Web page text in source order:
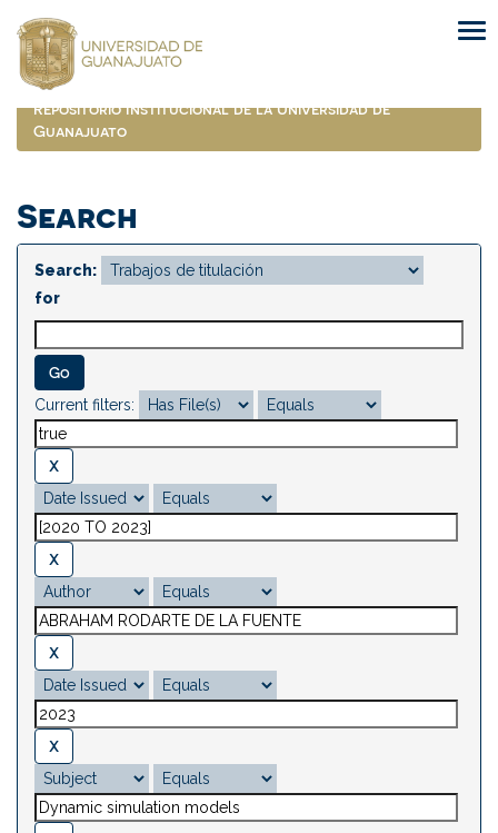
navigation
Repositorio Institucional de la Universidad de
Guanajuato
Search
Search:
for
Current filters: